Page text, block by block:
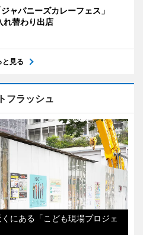
ャパニーズカレーフェス」
れ替わり出店
と見る
フラッシュ
にある「こども現場プロジェ